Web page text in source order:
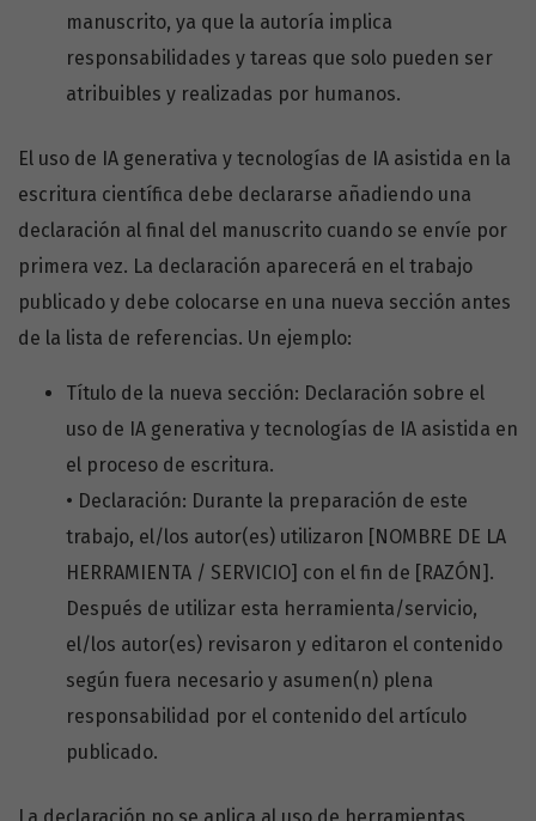
manuscrito, ya que la autoría implica
responsabilidades y tareas que solo pueden ser
atribuibles y realizadas por humanos.
El uso de IA generativa y tecnologías de IA asistida en la
escritura científica debe declararse añadiendo una
declaración al final del manuscrito cuando se envíe por
primera vez. La declaración aparecerá en el trabajo
publicado y debe colocarse en una nueva sección antes
de la lista de referencias. Un ejemplo:
Título de la nueva sección: Declaración sobre el
uso de IA generativa y tecnologías de IA asistida en
el proceso de escritura.
• Declaración: Durante la preparación de este
trabajo, el/los autor(es) utilizaron [NOMBRE DE LA
HERRAMIENTA / SERVICIO] con el fin de [RAZÓN].
Después de utilizar esta herramienta/servicio,
el/los autor(es) revisaron y editaron el contenido
según fuera necesario y asumen(n) plena
responsabilidad por el contenido del artículo
publicado.